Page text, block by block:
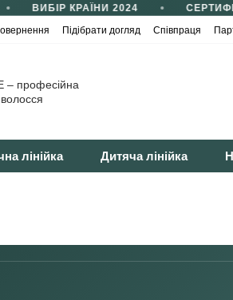
ВИБІР КРАЇНИ 2024
Підібрати догляд Співпраця
лінійка Дитяча лінійка